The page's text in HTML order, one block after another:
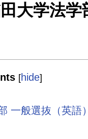
大学法
[hide]
一般選抜（英語